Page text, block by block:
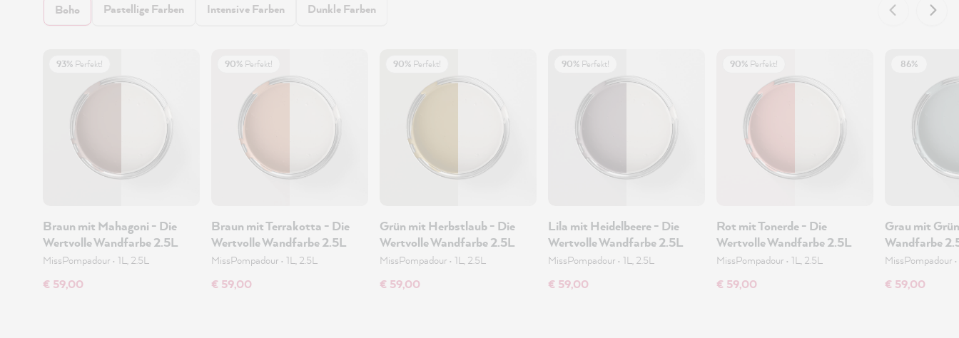
Boho Pastellige Farben Intensive Farben Dunkle Farben
93% Perfekt!
Braun mit Mahagoni - Die
Wertvolle Wandfarbe 2.5L
MissPompadour • 1L, 2.5L
€ 59,00
90% Perfekt!
Braun mit Terrakotta - Die
Wertvolle Wandfarbe 2.5L
MissPompadour • 1L, 2.5L
€ 59,00
90% Perfekt!
Grün mit Herbstlaub - Die
Wertvolle Wandfarbe 2.5L
MissPompadour • 1L, 2.5L
€ 59,00
90% Perfekt!
Lila mit Heidelbeere - Die
Wertvolle Wandfarbe 2.5L
MissPompadour • 1L, 2.5L
€ 59,00
90% Perfekt!
Rot mit Tonerde - Die
Wertvolle Wandfarbe 2.5L
MissPompadour • 1L, 2.5L
€ 59,00
86%
Grau mit
Wandfarbe
MissPompadour •
€ 59,00